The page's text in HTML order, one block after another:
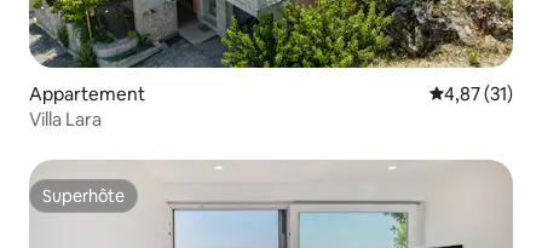
Appartement Évaluation
4,87 (31)
Villa Lara
Superhôte
Superhôte